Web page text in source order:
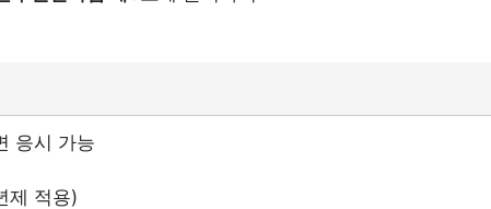
응시 가능
제 적용)